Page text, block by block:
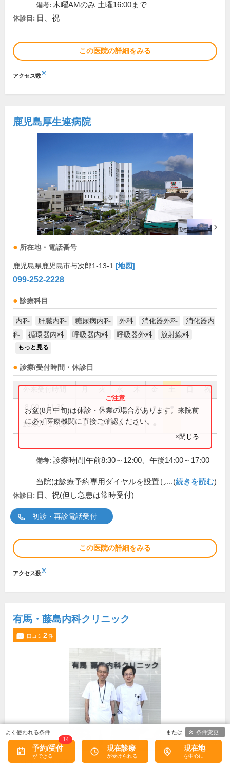
備考: 木曜AMのみ 土曜16:00まで
休診日: 日、祝
この医院の詳細をみる
アクセス数※
鹿児島厚生連病院
所在地・電話番号
鹿児島県鹿児島市与次郎1-13-1 [地図]
099-252-2228
診療科目
内科 肝臓内科 糖尿病内科 外科 消化器外科
消化器内
科
循環器内科 呼吸器内科 呼吸器外科 放射線科
もっと見る
診療/受付時間・休診日
祝
8:00～11:30 ● ● ● ● ●
13:00～17:00 ● ● ● ●
お盆(8月中旬)は休診・休業の場合があります。来院前
に必ず医療機関に直接ご確認ください。
×閉じる
備考: 診療時間|午前8:30～12:00、午後14:00～17:00
当院は診療予約専用ダイヤルを設置し...(続きを読む)
休診日: 日、祝(但し急患は常時受付)
初診・再診電話受付
この医院の詳細をみる
アクセス数※
有馬・藤島内科クリニック
口コミ 2件
所在地・電話番号
予約/受付
14
現在診療 現在地
条件変更